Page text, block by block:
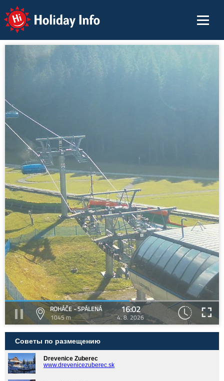
Holiday Info
ROHÁČE - SPÁLENÁ
1045 m
16:02
4. 8. 2026
Советы по размещению
Drevenice Zuberec
www.drevenicezuberec.sk